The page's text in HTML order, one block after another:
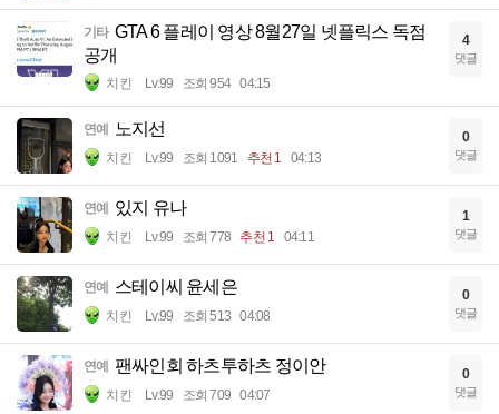
기타 GTA 6 플레이 영상 8월27일 넷플릭스 독점
공개
치킨 Lv.99 조회 954 04:15
4
댓글
연예 노지선
치킨 Lv.99 조회 1091 추천 1 04:13
0
댓글
연예 있지 유나
치킨 Lv.99 조회 778 추천 1 04:11
1
댓글
연예 스테이씨 윤세은
치킨 Lv.99 조회 513 04:08
0
댓글
연예 팬싸인회 하츠투하츠 정이안
치킨 Lv.99 조회 709 04:07
0
댓글